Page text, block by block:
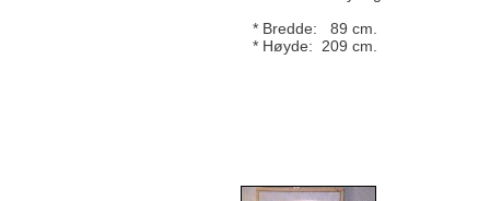
* Bredde: 89 cm.
* Høyde: 209 cm.